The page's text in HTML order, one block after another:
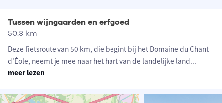
Tussen wijngaarden en erfgoed
50.3 km
Deze fietsroute van 50 km, die begint bij het Domaine du Chant
d'Éole, neemt je mee naar het hart van de landelijke land...
meer lezen